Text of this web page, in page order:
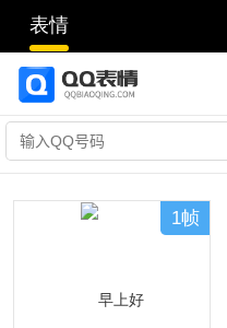
表情
1帧